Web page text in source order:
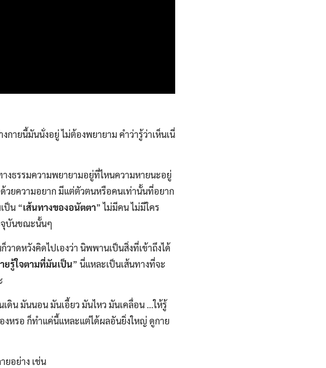
กายนี้มันนั่งอยู่ ไม่ต้องพยายาม คำว่ารู้ว่าเห็นเนี่
งธรรมความพยายามอยู่ที่ไหนความหายนะอยู่
ด้วยความอยาก มีแต่ตัวตนหรือคนเท่านั้นที่อยาก
ป็น “เส้นทางของอนัตตา” ไม่มีคน ไม่มีใคร
จุบันขณะนั้นๆ
าดหวังคิดไปเองว่า นิพพานเป็นสิ่งที่เข้าถึงได้
ยรู้ใจตามที่มันเป็น” นี่แหละเป็นเส้นทางที่จะ
ดิน มันนอน มันเอี้ยว มันไหว มันเคลื่อน …ให้รู้
งหรอ ก็ทำแค่นี้แหละแต่ได้ผลอันยิ่งใหญ่ ดูกาย
ยอย่าง เช่น